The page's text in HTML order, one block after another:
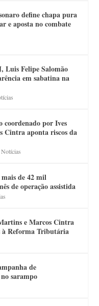
define chapa pura
e aposta no combate
Luis Felipe Salomão
em sabatina na
por Ives
Cintra aponta riscos da
,Notícias
de 42 mil
de operação assistida
e Marcos Cintra
à Reforma Tributária
de
sarampo